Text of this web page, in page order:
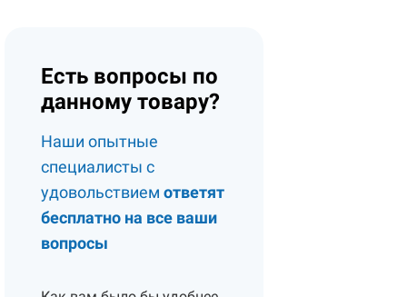
Есть вопросы по
данному товару?
Наши опытные
специалисты с
удовольствием ответят
бесплатно на все ваши
вопросы